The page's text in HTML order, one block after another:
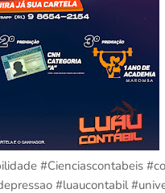
#Cienciascontabeis
#luaucontabil